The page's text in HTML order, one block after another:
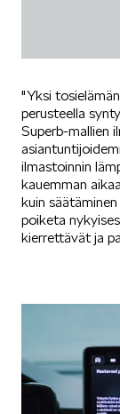
"Yksi
perusteella
Superb-mallien
ilmastoinnin
kauemman
kuin
poiketa
kierrettävät ja